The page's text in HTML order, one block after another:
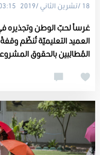
18 /تشرين الثاني /2019 03:15 م
غرساً لحبّ الوطن
العميد التعليميّة تُنظّم
المُطالِبين بالحقوق